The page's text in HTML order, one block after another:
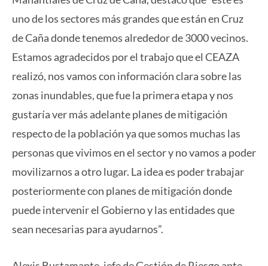
uno de los sectores más grandes que están en Cruz
de Caña donde tenemos alrededor de 3000 vecinos.
Estamos agradecidos por el trabajo que el CEAZA
realizó, nos vamos con información clara sobre las
zonas inundables, que fue la primera etapa y nos
gustaría ver más adelante planes de mitigación
respecto de la población ya que somos muchas las
personas que vivimos en el sector y no vamos a poder
movilizarnos a otro lugar. La idea es poder trabajar
posteriormente con planes de mitigación donde
puede intervenir el Gobierno y las entidades que
sean necesarias para ayudarnos”.